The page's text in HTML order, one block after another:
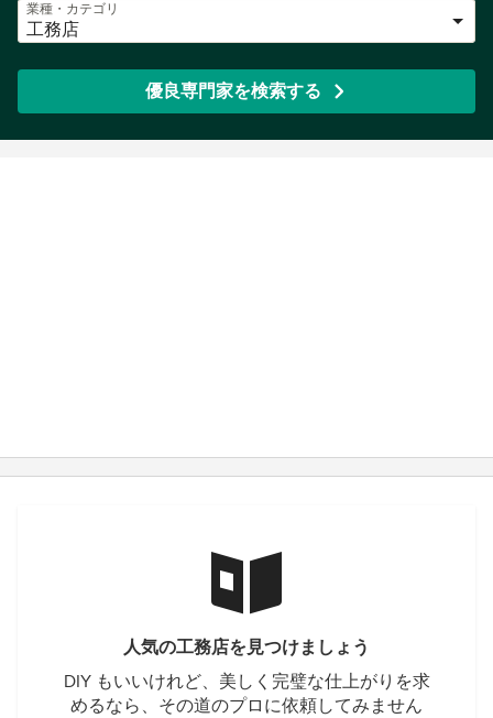
業種・カテゴリ
工務店
優良専門家を検索する
人気の工務店を見つけましょう
DIY もいいけれど、美しく完璧な仕上がりを求
めるなら、その道のプロに依頼してみません